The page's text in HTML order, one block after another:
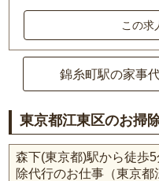
この求
錦糸町駅の家事
東京都江東区のお掃
森下(東京都)駅から徒歩
除代行のお仕事（東京都